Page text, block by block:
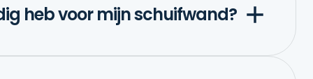
heb voor mijn schuifwand?